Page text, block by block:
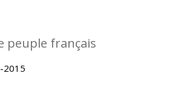
peuple français
2015